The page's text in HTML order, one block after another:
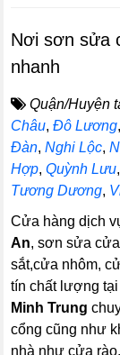
Nơi sơn sửa
nhanh
Quận/Huyện
Châu,Đô Lương
Đàn,Nghi Lộc,
Hợp,Quỳnh Lưu,
Tương Dương,
Cửa hàng dịch
An, sơn sửa
sắt,cửa nhôm,
tín chất lượng
Minh Trung
cổng cũng như
nhà như cửa